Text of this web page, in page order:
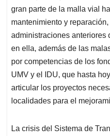
gran parte de la malla vial
mantenimiento y
administraciones anteriores
en ella, además de las
por competencias de los
UMV y el IDU, que hasta
articular los proyectos
localidades para el
La crisis del Sistema de